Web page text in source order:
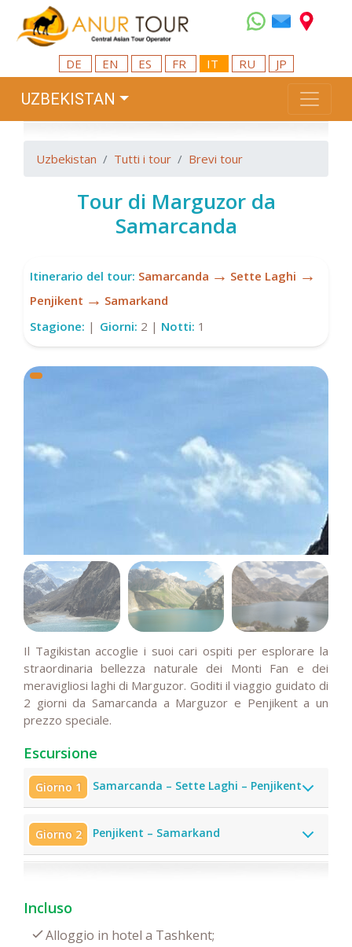
DE EN ES FR IT RU JP
UZBEKISTAN
Uzbekistan Tutti i tour Brevi tour
Tour di Marguzor da
Samarcanda
Itinerario del tour: Samarcanda → Sette Laghi →
Penjikent → Samarkand
Stagione: | Giorni: 2 | Notti: 1
Il Tagikistan accoglie i suoi cari ospiti per esplorare la
straordinaria bellezza naturale dei Monti Fan e dei
meravigliosi laghi di Marguzor. Goditi il viaggio guidato di
2 giorni da Samarcanda a Marguzor e Penjikent a un
prezzo speciale.
Escursione
Giorno 1 Samarcanda – Sette Laghi – Penjikent
Giorno 2 Penjikent – Samarkand
Incluso
Alloggio in hotel a Tashkent;